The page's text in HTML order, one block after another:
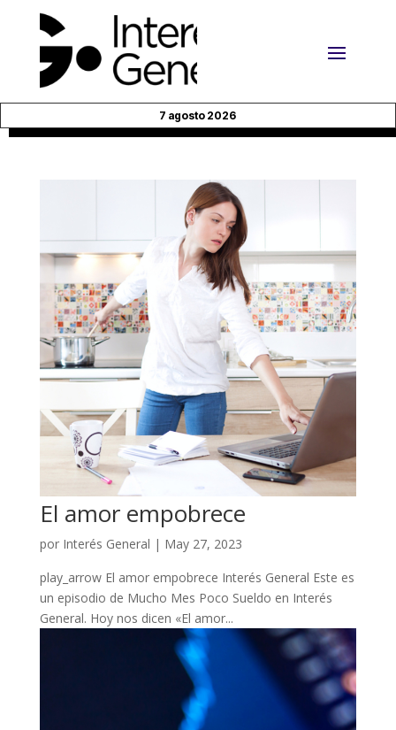
7 agosto 2026
El amor empobrece
por Interés General | May 27, 2023
play_arrow El amor empobrece Interés General Este es
un episodio de Mucho Mes Poco Sueldo en Interés
General. Hoy nos dicen «El amor...